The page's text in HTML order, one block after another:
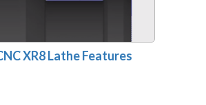
XR8 Lathe Features